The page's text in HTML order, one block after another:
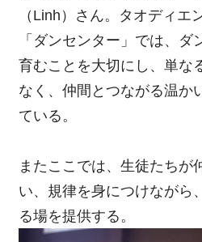
（Linh）さん。タオディエ
「ダンセンター」では、
育むことを大切にし、単な
なく、仲間とつながる温か
ている。
またここでは、生徒たちが
い、規律を身につけながら
る場を提供する。